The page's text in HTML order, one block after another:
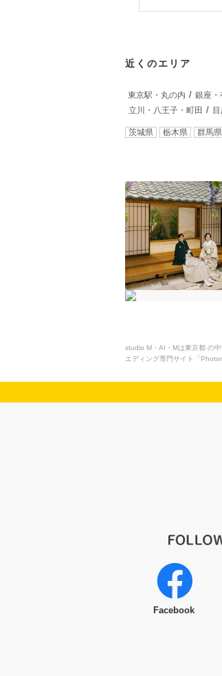
近くのエリア
東京駅・丸の内 銀座・
立川・八王子・町田
茨城県 栃木県 群馬県
studio M・AI・Mは東京都 の
エディング専門サイト「
Facebook